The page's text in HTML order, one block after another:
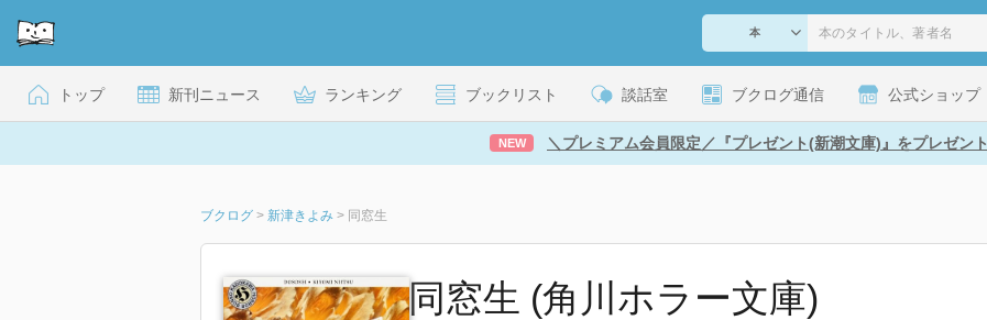
トップ 新刊ニュース ランキング ブックリスト 談話室 ブクログ通信 公式ショップ
NEW ＼プレミアム会員限定／『プレゼント(新潮文庫)』をプレゼント
ブクログ > 新津きよみ > 同窓生
同窓生 (角川ホラー文庫)